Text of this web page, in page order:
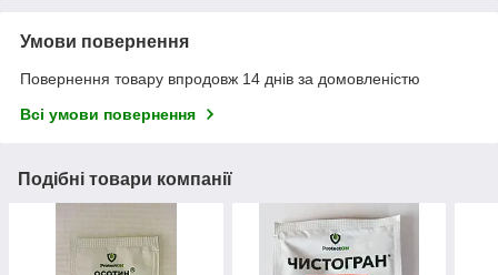
Умови повернення
Повернення товару впродовж 14 днів за домовленістю
Всі умови повернення
Подібні товари компанії